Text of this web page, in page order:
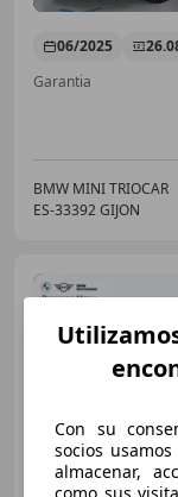
06/2025
Garantia
BMW MINI TRIOCAR
ES-33392 GIJON
06/2024
Con su
socios
almacenar,